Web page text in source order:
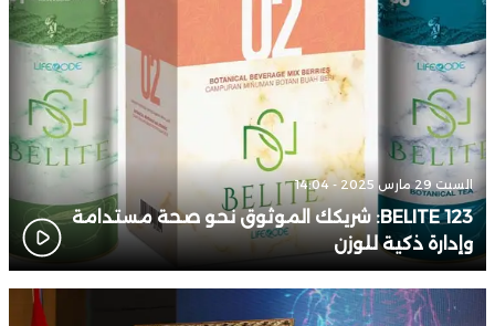
السبت 29 مارس 2025 - 14:04
BELITE 123: شريكك الموثوق نحو صحة مستدامة
وإدارة ذكية للوزن